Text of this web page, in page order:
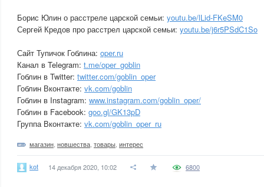
Борис Юлин о расстреле царской семьи: youtu.be/lLid-FKeSM0
Сергей Кредов про расстрел царской семьи: youtu.be/j6r5PSdC1So
Сайт Тупичок Гоблина: oper.ru
Канал в Telegram: t.me/oper_goblin
Гоблин в Twitter: twitter.com/goblin_oper
Гоблин Вконтакте: vk.com/goblin
Гоблин в Instagram: www.instagram.com/goblin_oper/
Гоблин в Facebook: goo.gl/GK13pD
Группа Вконтакте: vk.com/goblin_oper_ru
магазин новшества товары интерес
kot 14 декабря 2020, 10:02 6800